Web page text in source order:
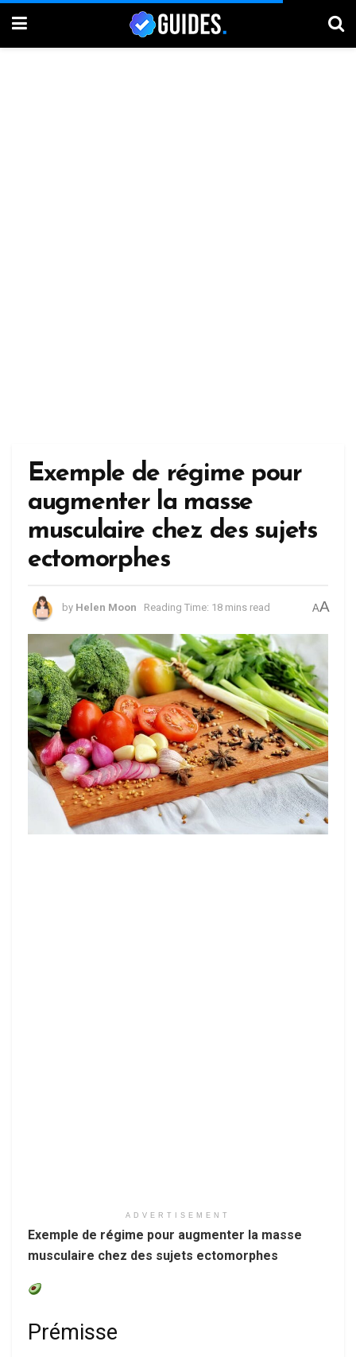
Exemple de régime pour
augmenter la masse
musculaire chez des sujets
ectomorphes
by Helen Moon Reading Time: 18 mins read AA
ADVERTISEMENT
Exemple de régime pour augmenter la masse
musculaire chez des sujets ectomorphes
Prémisse